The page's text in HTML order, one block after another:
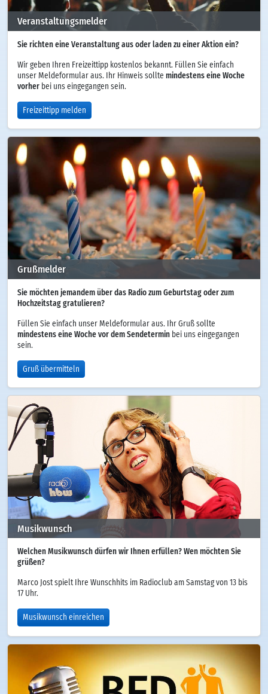
Veranstaltungsmelder
Sie richten eine Veranstaltung aus oder laden zu einer Aktion ein?
Wir geben Ihren Freizeittipp kostenlos bekannt. Füllen Sie einfach
unser Meldeformular aus. Ihr Hinweis sollte mindestens eine Woche
vorher bei uns eingegangen sein.
Freizeittipp melden
Grußmelder
Sie möchten jemandem über das Radio zum Geburtstag oder zum
Hochzeitstag gratulieren?
Füllen Sie einfach unser Meldeformular aus. Ihr Gruß sollte
mindestens eine Woche vor dem Sendetermin bei uns eingegangen
sein.
Gruß übermitteln
Musikwunsch
Welchen Musikwunsch dürfen wir Ihnen erfüllen? Wen möchten Sie
grüßen?
Marco Jost spielt Ihre Wunschhits im Radioclub am Samstag von 13 bis
17 Uhr.
Musikwunsch einreichen